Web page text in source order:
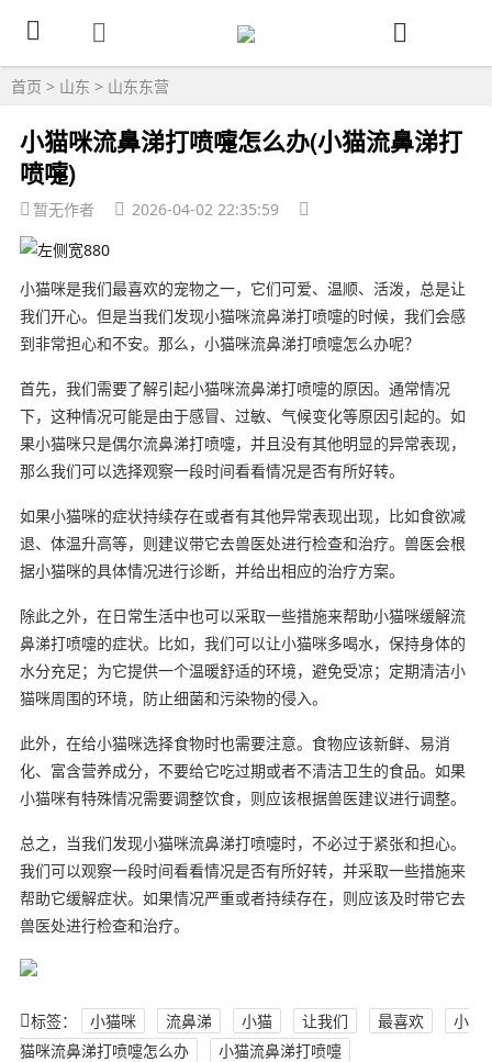
首页 > 山东 > 山东东营
小猫咪流鼻涕打喷嚏怎么办(小猫流鼻涕打
喷嚏)
暂无作者 2026-04-02 22:35:59
小猫咪是我们最喜欢的宠物之一，它们可爱、温顺、活泼，总是让
我们开心。但是当我们发现小猫咪流鼻涕打喷嚏的时候，我们会感
到非常担心和不安。那么，小猫咪流鼻涕打喷嚏怎么办呢？
首先，我们需要了解引起小猫咪流鼻涕打喷嚏的原因。通常情况
下，这种情况可能是由于感冒、过敏、气候变化等原因引起的。如
果小猫咪只是偶尔流鼻涕打喷嚏，并且没有其他明显的异常表现，
那么我们可以选择观察一段时间看看情况是否有所好转。
如果小猫咪的症状持续存在或者有其他异常表现出现，比如食欲减
退、体温升高等，则建议带它去兽医处进行检查和治疗。兽医会根
据小猫咪的具体情况进行诊断，并给出相应的治疗方案。
除此之外，在日常生活中也可以采取一些措施来帮助小猫咪缓解流
鼻涕打喷嚏的症状。比如，我们可以让小猫咪多喝水，保持身体的
水分充足；为它提供一个温暖舒适的环境，避免受凉；定期清洁小
猫咪周围的环境，防止细菌和污染物的侵入。
此外，在给小猫咪选择食物时也需要注意。食物应该新鲜、易消
化、富含营养成分，不要给它吃过期或者不清洁卫生的食品。如果
小猫咪有特殊情况需要调整饮食，则应该根据兽医建议进行调整。
总之，当我们发现小猫咪流鼻涕打喷嚏时，不必过于紧张和担心。
我们可以观察一段时间看看情况是否有所好转，并采取一些措施来
帮助它缓解症状。如果情况严重或者持续存在，则应该及时带它去
兽医处进行检查和治疗。
标签： 小猫咪 流鼻涕 小猫 让我们 最喜欢
小
猫咪流鼻涕打喷嚏怎么办
小猫流鼻涕打喷嚏